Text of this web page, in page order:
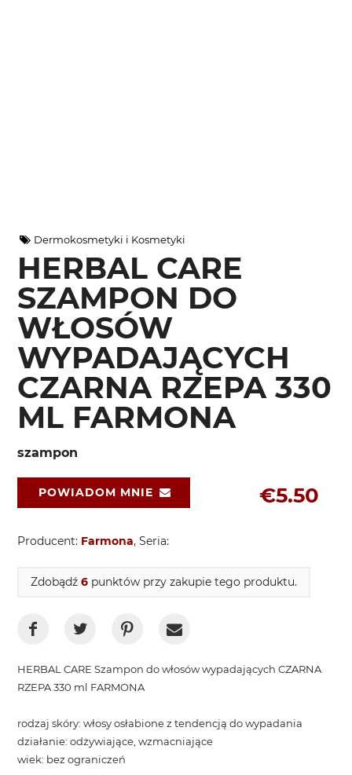
Dermokosmetyki i Kosmetyki
HERBAL CARE
SZAMPON DO
WŁOSÓW
WYPADAJĄCYCH
CZARNA RZEPA 330
ML FARMONA
szampon
€5.50
POWIADOM MNIE
Producent: Farmona, Seria:
Zdobądź 6 punktów przy zakupie tego produktu.
HERBAL CARE Szampon do włosów wypadających CZARNA
RZEPA 330 ml FARMONA
rodzaj skóry: włosy osłabione z tendencją do wypadania
działanie: odżywiające, wzmacniające
wiek: bez ograniczeń